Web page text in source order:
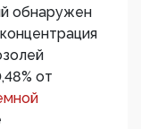
обнаружен
от